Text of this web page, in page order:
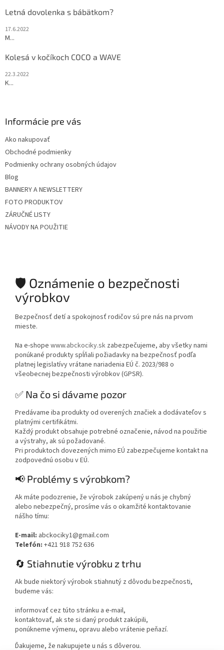
Letná dovolenka s bábätkom?
17.6.2022
M...
Kolesá v kočíkoch COCO a WAVE
22.3.2022
K...
Informácie pre vás
Ako nakupovať
Obchodné podmienky
Podmienky ochrany osobných údajov
Blog
BANNERY A NEWSLETTERY
FOTO PRODUKTOV
ZÁRUČNÉ LISTY
NÁVODY NA POUŽITIE
🛡️ Oznámenie o bezpečnosti
výrobkov
Bezpečnosť detí a spokojnosť rodičov sú pre nás na prvom
mieste.
Na e-shope www.abckociky.sk zabezpečujeme, aby všetky nami
ponúkané produkty spĺňali požiadavky na bezpečnosť podľa
platnej legislatívy vrátane nariadenia EÚ č. 2023/988 o
všeobecnej bezpečnosti výrobkov (GPSR).
✅ Na čo si dávame pozor
Predávame iba produkty od overených značiek a dodávateľov s
platnými certifikátmi.
Každý produkt obsahuje potrebné označenie, návod na použitie
a výstrahy, ak sú požadované.
Pri produktoch dovezených mimo EÚ zabezpečujeme kontakt na
zodpovednú osobu v EÚ.
📢 Problémy s výrobkom?
Ak máte podozrenie, že výrobok zakúpený u nás je chybný
alebo nebezpečný, prosíme vás o okamžité kontaktovanie
nášho tímu:
E-mail: abckociky1@gmail.com
Telefón: +421 918 752 636
🔄 Stiahnutie výrobku z trhu
Ak bude niektorý výrobok stiahnutý z dôvodu bezpečnosti,
budeme vás:
informovať cez túto stránku a e-mail,
kontaktovať, ak ste si daný produkt zakúpili,
ponúkneme výmenu, opravu alebo vrátenie peňazí.
Ďakujeme, že nakupujete u nás s dôverou.